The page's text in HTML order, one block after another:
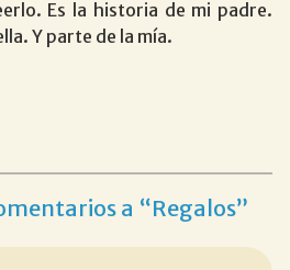
Es la historia de mi padre.
Y parte de la mía.
a “Regalos”